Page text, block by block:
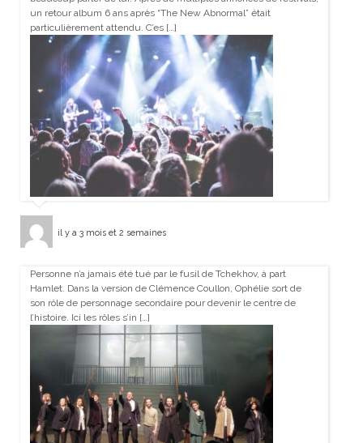
un retour album 6 ans après “The New Abnormal” était
particulièrement attendu. C’es […]
il y a 3 mois et 2 semaines
Personne n’a jamais été tué par le fusil de Tchekhov, à part
Hamlet. Dans la version de Clémence Coullon, Ophélie sort de
son rôle de personnage secondaire pour devenir le centre de
l’histoire. Ici les rôles s’in […]